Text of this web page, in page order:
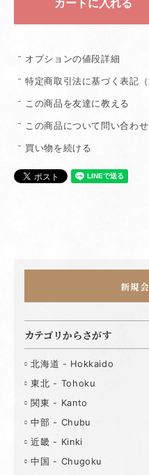
オプションの値段詳細
特定商取引法に基づく表記（
この商品を友達に教える
この商品について問い合わ
買い物を続ける
新規
カテゴリからさがす
北海道 - Hokkaido
東北 - Tohoku
関東 - Kanto
中部 - Chubu
近畿 - Kinki
中国 - Chugoku